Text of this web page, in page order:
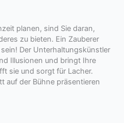
planen, sind Sie daran,
zu bieten. Ein Zauberer
Der Unterhaltungskünstler
Illusionen und bringt Ihre
sie und sorgt für Lacher.
auf der Bühne präsentieren